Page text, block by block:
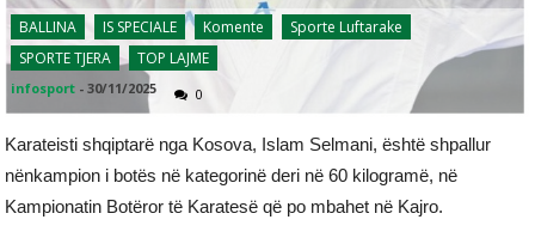
BALLINA IS SPECIALE Komente
Sporte Luftarake
SPORTE TJERA
TOP LAJME
infosport -30/11/2025 0
Karateisti shqiptarë nga Kosova, Islam Selmani, është shpallur
nënkampion i botës në kategorinë deri në 60 kilogramë, në
Kampionatin Botëror të Karatesë që po mbahet në Kajro.